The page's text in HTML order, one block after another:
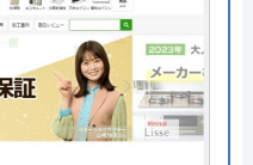
で
見る